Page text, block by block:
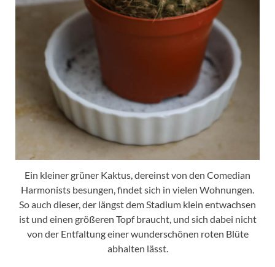
Ein kleiner grüner Kaktus, dereinst von den Comedian
Harmonists besungen, findet sich in vielen Wohnungen.
So auch dieser, der längst dem Stadium klein entwachsen
ist und einen größeren Topf braucht, und sich dabei nicht
von der Entfaltung einer wunderschönen roten Blüte
abhalten lässt.